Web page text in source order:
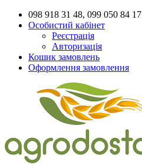
098 918 31 48, 099 050 84 17
Особистий кабінет
Реєстрація
Авторизація
Кошик замовлень
Оформлення замовлення